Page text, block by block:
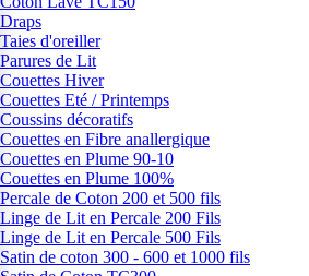
Draps
Taies d'oreiller
Parures de Lit
Couettes Hiver
Couettes Eté / Printemps
Coussins décoratifs
Couettes en Fibre anallergique
Couettes en Plume 90-10
Couettes en Plume 100%
Percale de Coton 200 et 500 fils
Linge de Lit en Percale 200 Fils
Linge de Lit en Percale 500 Fils
Satin de coton 300 - 600 et 1000 fils